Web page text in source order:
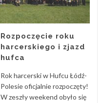
Rozpoczęcie roku
harcerskiego i zjazd
hufca
Rok harcerski w Hufcu Łódź-
Polesie oficjalnie rozpoczęty!
W zeszły weekend obyło się